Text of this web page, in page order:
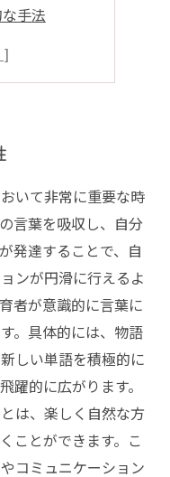
手法
成果
いて非常に重要な時
言葉を吸収し、自分
発達することで、自
ンが円滑に行えるよ
者が意識的に言葉に
。具体的には、物語
しい単語を積極的に
躍的に広がります。
は、楽しく自然な方
ことができます。こ
コミュニケーション